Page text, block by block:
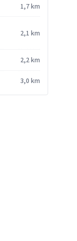
1,7 km
2,1 km
2,2 km
3,0 km